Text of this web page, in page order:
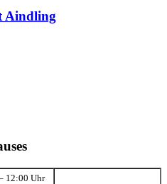
Aindling
12:00 Uhr